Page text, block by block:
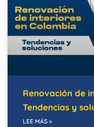
Renovación de
Tendencias y
LEE MÁS »